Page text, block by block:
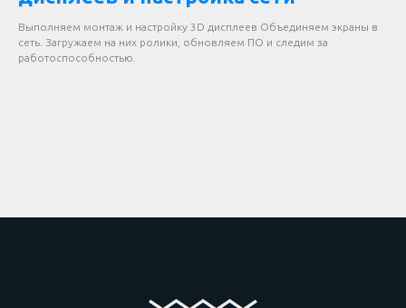
Выполняем монтаж и настройку 3D дисплеев Объединяем экраны в
сеть. Загружаем на них ролики, обновляем ПО и следим за
работоспособностью.